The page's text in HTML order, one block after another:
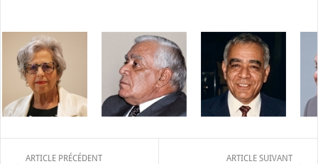
ARTICLE PRÉCÉDENT ARTICLE SUIVANT